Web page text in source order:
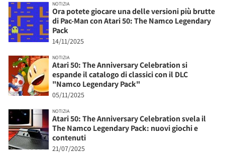
NOTIZIA
Ora potete giocare una delle versioni più brutte
di Pac-Man con Atari 50: The Namco Legendary
Pack
14/11/2025
NOTIZIA
Atari 50: The Anniversary Celebration si
espande il catalogo di classici con il DLC
"Namco Legendary Pack"
05/11/2025
NOTIZIA
Atari 50: The Anniversary Celebration svela il
The Namco Legendary Pack: nuovi giochi e
contenuti
21/07/2025